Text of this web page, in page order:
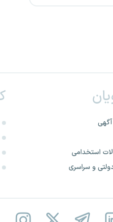
علوم پزشکی ایلام
ملل متحد
ارتباطات رادیویی
استخدامی
و سراسری